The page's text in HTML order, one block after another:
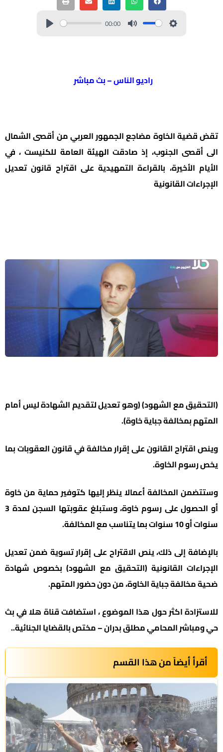
00:00
راديو الناس – بث مباشر
تقض قضية الخاوة مضاجع الجمهور العربي من أقصى الشمال
الى أقصى الجنوب، إذ صادقت الهيئة العامة للكنيست ، في
الأيام الأخيرة، بالقراءة التمهيدية على اقتراح قانون تعديل
الإجراءات القانونية
(التحقيق مع الشهود) (وهو تعديل لتقديم الشهادة ليس أمام
المتهم بمخالفة جباية خاوة).
وينص اقتراح القانون على إقرار مخالفة في قانون العقوبات بما
يخص رسوم الخاوة.
وستتضمن المخالفة أعمالا ينظر إليها كتوفير حماية من خاوة
أو الحصول على رسوم خاوة، وستبلغ عقوبتها السجن لمدة 3
سنوات أو 10 سنوات بما يتناسب مع المخالفة.
بالإضافة إلى ذلك، ينص الاقتراح على إقرار تسوية ضمن تعديل
الإجراءات القانونية (التحقيق مع الشهود) بخصوص شهادة
ضحية مخالفة جباية الخاوة، من دون حضور المتهم.
للاستزادة اكثر حول هذا الموضوع ، استضافت قناة هلا في بث
حي ومباشر المحامي مطلق بدران – مختص بالقضايا الجنائية..
أقرأ أيضاً من هذا القسم